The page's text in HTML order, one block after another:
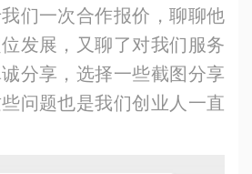
们一次合作报价，聊聊他
发展，又聊了对我们服务
分享，选择一些截图分享
问题也是我们创业人一直